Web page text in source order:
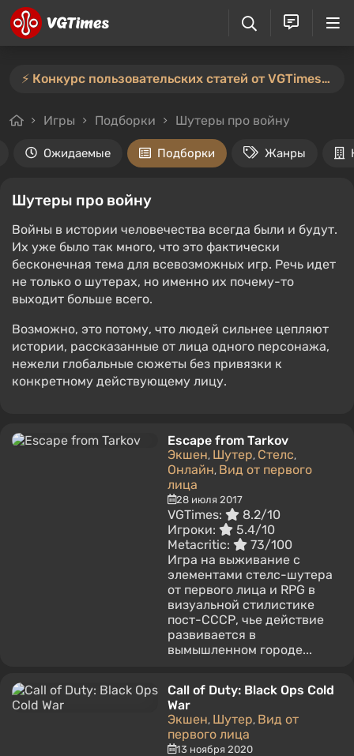
⚡️ Конкурс пользовательских статей от VGTimes продлён — участвуйте тут ⚡️
Игры Подборки Шутеры про войну
Ожидаемые Подборки Жанры
Шутеры про войну
Войны в истории человечества всегда были и будут.
Их уже было так много, что это фактически
бесконечная тема для всевозможных игр. Речь идет
не только о шутерах, но именно их почему-то
выходит больше всего.
Возможно, это потому, что людей сильнее цепляют
истории, рассказанные от лица одного персонажа,
нежели глобальные сюжеты без привязки к
конкретному действующему лицу.
Escape from Tarkov
Экшен, Шутер, Стелс,
Онлайн, Вид от первого
лица
28 июля 2017
VGTimes:
8.2/10
Игроки:
5.4/10
Metacritic:
73/100
Игра на выживание с
элементами стелс-шутера
от первого лица и RPG в
визуальной стилистике
пост-СССР, чье действие
развивается в
вымышленном городе...
Call of Duty: Black Ops Cold
War
Экшен, Шутер, Вид от
первого лица
13 ноября 2020